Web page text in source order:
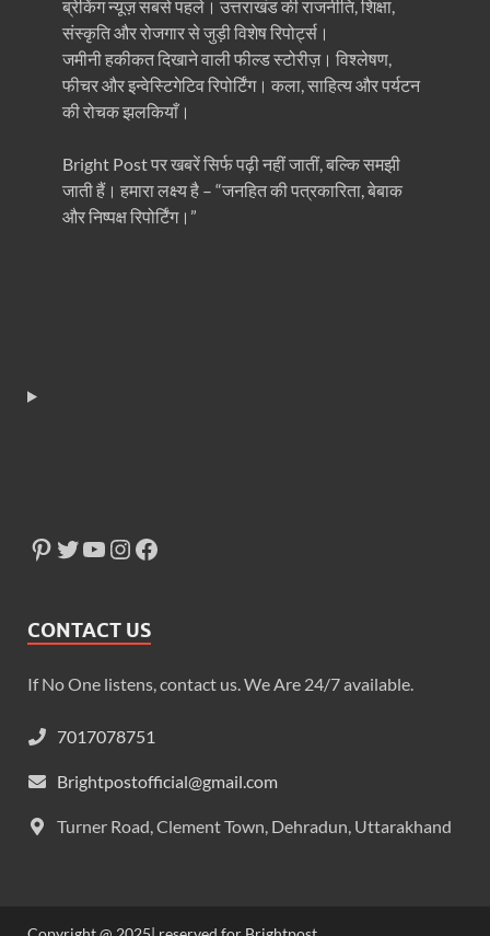
ब्रेकिंग न्यूज़ सबसे पहले। उत्तराखंड की राजनीति, शिक्षा,
संस्कृति और रोजगार से जुड़ी विशेष रिपोर्ट्स।
जमीनी हकीकत दिखाने वाली फील्ड स्टोरीज़। विश्लेषण,
फीचर और इन्वेस्टिगेटिव रिपोर्टिंग। कला, साहित्य और पर्यटन
की रोचक झलकियाँ।
Bright Post पर खबरें सिर्फ पढ़ी नहीं जातीं, बल्कि समझी
जाती हैं। हमारा लक्ष्य है – “जनहित की पत्रकारिता, बेबाक
और निष्पक्ष रिपोर्टिंग।”
CONTACT US
If No One listens, contact us. We Are 24/7 available.
7017078751
Brightpostofficial@gmail.com
Turner Road, Clement Town, Dehradun, Uttarakhand